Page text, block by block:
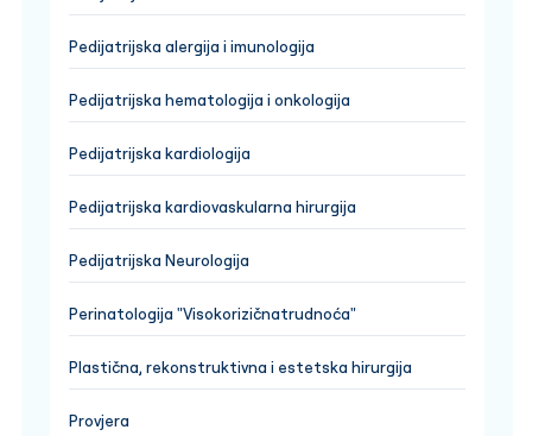
Pedijatrijska alergija i imunologija
Pedijatrijska hematologija i onkologija
Pedijatrijska kardiologija
Pedijatrijska kardiovaskularna hirurgija
Pedijatrijska Neurologija
Perinatologija "Visokorizičnatrudnoća"
Plastična, rekonstruktivna i estetska hirurgija
Provjera